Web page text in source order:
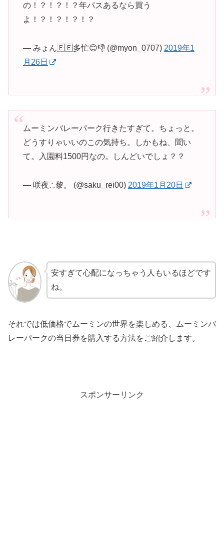
の！？！？！？年パスあるなら買う
よ！？！？！？！？
— みょん🇪🇪多忙😊👎 (@myon_0707) 2019年1
月26日
ムーミンバレーパーク行きたすぎて。ちょっと。
どうすりゃいいのこの気持ち。しかもね、聞い
て。入園料1500円なの。しんどいでしょ？？
— 咲夜∴黎。 (@saku_rei00) 2019年1月20日
安すぎて心配になっちゃう人もいるほどです
ね。
それでは低価格でムーミンの世界を楽しめる、ムーミンバ
レーパークの当日券を購入する方法をご紹介します。
スポンサーリンク